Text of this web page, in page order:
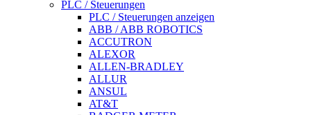
PLC / Steuerungen
PLC / Steuerungen anzeigen
ABB / ABB ROBOTICS
ACCUTRON
ALEXOR
ALLEN-BRADLEY
ALLUR
ANSUL
AT&T